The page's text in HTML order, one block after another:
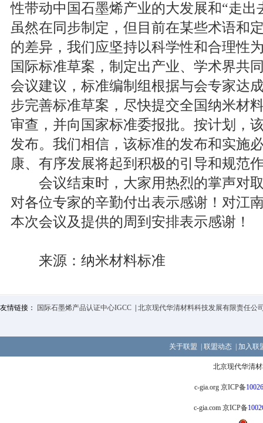
性带动中国石墨烯产业的大发展和“走出
虽然在同步制定，但目前在某些术语和
的差异，我们应坚持以科学性和合理性
国际标准草案，制定出产业、学术界共
会议建议，标准编制组根据与会专家达
步完善标准草案，尽快提交全国纳米材
审查，并向国家标准委报批。按计划，
发布。我们相信，该标准的发布和实施
康、有序发展将起到积极的引导和规范
会议结束时，大家用热烈的掌声对取
对各位专家的辛勤付出表示感谢！对江
本次会议及提供的周到安排表示感谢！
来源：纳米材料标准
友情链接： 国际石墨烯产品认证中心IGCC 北京现代华清材料科技发展有限责任公
关于联盟 联盟动态 加入联
北京现代华清
c-gia.org 京ICP备
c-gia.com 京ICP备